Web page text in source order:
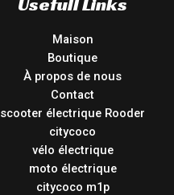
Maison
Boutique
À propos de nous
Contact
scooter électrique Rooder
citycoco
vélo électrique
moto électrique
citycoco m1p